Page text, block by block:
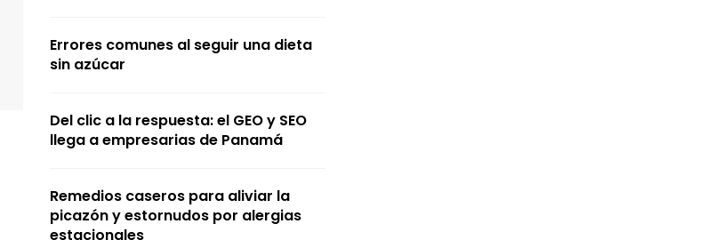
Errores comunes al seguir una dieta
sin azúcar
Del clic a la respuesta: el GEO y SEO
llega a empresarias de Panamá
Remedios caseros para aliviar la
picazón y estornudos por alergias
estacionales